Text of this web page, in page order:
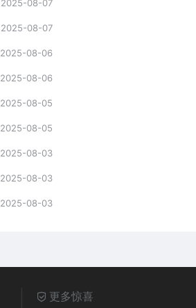
2025-08-07
2025-08-07
2025-08-06
2025-08-06
2025-08-05
2025-08-05
2025-08-03
2025-08-03
2025-08-03
更多惊喜